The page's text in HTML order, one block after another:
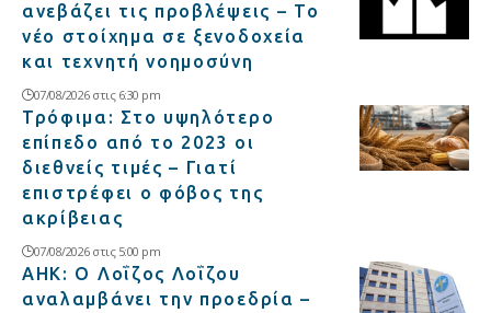
ανεβάζει τις προβλέψεις – Το
νέο στοίχημα σε ξενοδοχεία
και τεχνητή νοημοσύνη
07/08/2026 στις 6:30 pm
Τρόφιμα: Στο υψηλότερο
επίπεδο από το 2023 οι
διεθνείς τιμές – Γιατί
επιστρέφει ο φόβος της
ακρίβειας
07/08/2026 στις 5:00 pm
ΑΗΚ: Ο Λοΐζος Λοΐζου
αναλαμβάνει την προεδρία –